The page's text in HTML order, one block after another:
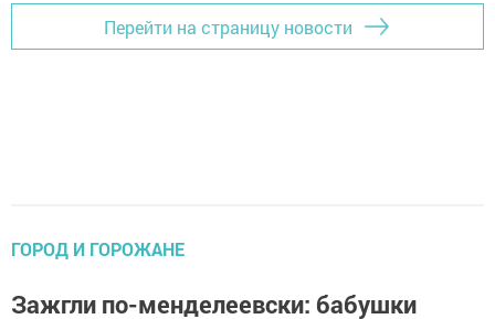
Перейти на страницу новости
ГОРОД И ГОРОЖАНЕ
Зажгли по-менделеевски: бабушки